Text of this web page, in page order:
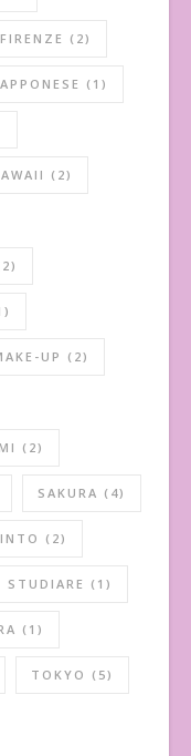
FIRENZE (2)
(1)
(2)
UP (2)
(2)
SAKURA (4)
(2)
STUDIARE (1)
(1)
TOKYO (5)